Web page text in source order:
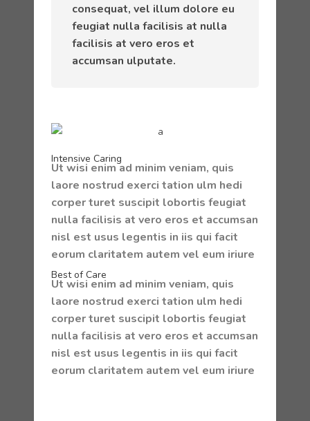
consequat, vel illum dolore eu
feugiat nulla facilisis at nulla
facilisis at vero eros et
accumsan ulputate.
Intensive Caring
Ut wisi enim ad minim veniam, quis
laore nostrud exerci tation ulm hedi
corper turet suscipit lobortis feugiat
nulla facilisis at vero eros et accumsan
nisl est usus legentis in iis qui facit
eorum claritatem autem vel eum iriure
Best of Care
Ut wisi enim ad minim veniam, quis
laore nostrud exerci tation ulm hedi
corper turet suscipit lobortis feugiat
nulla facilisis at vero eros et accumsan
nisl est usus legentis in iis qui facit
eorum claritatem autem vel eum iriure